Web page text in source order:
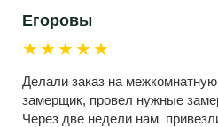
Егоровы
★★★★★
Делали заказ на
замерщик, провел нужные
Через две недели нам